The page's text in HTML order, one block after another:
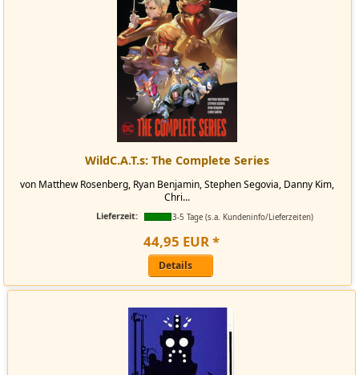
WildC.A.T.s: The Complete Series
von Matthew Rosenberg, Ryan Benjamin, Stephen Segovia, Danny Kim,
Chri...
Lieferzeit: 3-5 Tage (s.a. Kundeninfo/Lieferzeiten)
44,95 EUR*
Details